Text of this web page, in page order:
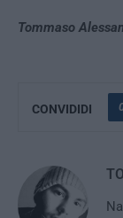
Tommaso
CONVIDIDI